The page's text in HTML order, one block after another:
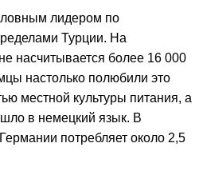
лидером по
Турции. На
насчитывается более 16 000
настолько полюбили это
местной культуры питания, а
в немецкий язык. В
потребляет около 2,5